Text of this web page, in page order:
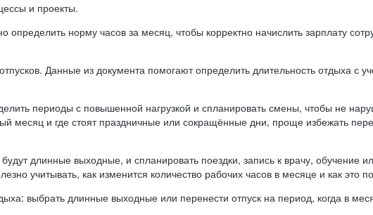
и проекты.
норму часов за месяц, чтобы корректно начислить зарплату
Данные из документа помогают определить длительность отдыха с
периоды с повышенной нагрузкой и спланировать смены, чтобы не
месяц и где стоят праздничные или сокращённые дни, проще избежать
длинные выходные, и спланировать поездки, запись к врачу, обучение
учитывать, как изменится количество рабочих часов в месяце и как это
выбрать длинные выходные или перенести отпуск на период, когда в